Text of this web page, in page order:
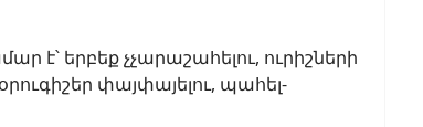
երբեք չչարաշահելու, ուրիշների
փայփայելու, պահել-